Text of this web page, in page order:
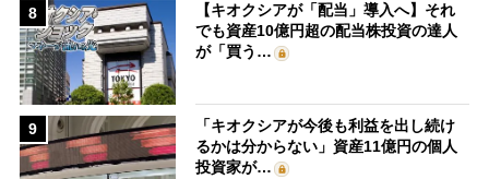
8
【キオクシアが「配当」導入へ】それ
でも資産10億円超の配当株投資の達人
が「買う…
9
「キオクシアが今後も利益を出し続け
るかは分からない」資産11億円の個人
投資家が…